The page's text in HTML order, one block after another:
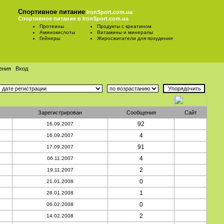
Спортивное питание IronSport.com.ua
Спортивное питание в IronSport.com.ua
Протеины
Аминокислоты
Гейнеры
Продукты с креатином
Витамины и минералы
Жиросжигатели для похудения
Вход
Зарегистрирован Сообщения Сайт
16.09.2007 92
16.09.2007 4
17.09.2007 91
06.11.2007 4
19.11.2007 2
21.01.2008 0
28.01.2008 1
06.02.2008 0
14.02.2008 2